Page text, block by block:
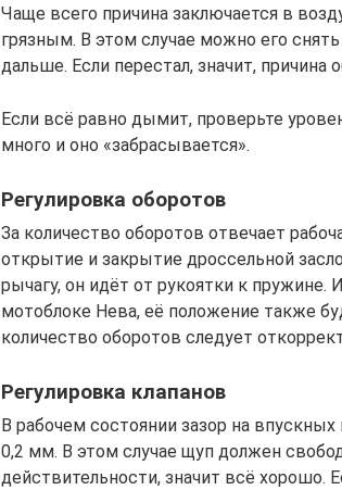
Чаще всего причина заключается в
грязным. В этом случае можно его
дальше. Если перестал, значит, причина
Если всё равно дымит, проверьте
много и оно «забрасывается».
Регулировка оборотов
За количество оборотов отвечает
открытие и закрытие дроссельной
рычагу, он идёт от рукоятки к пружине.
мотоблоке Нева, её положение также
количество оборотов следует
Регулировка клапанов
В рабочем состоянии зазор на
0,2 мм. В этом случае щуп должен
действительности, значит всё хорошо.